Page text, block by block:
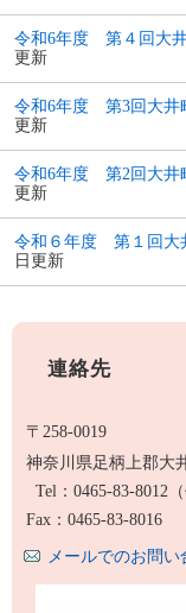
令和6年度 第４回大
更新
令和6年度 第3回大井
更新
令和6年度 第2回大井
更新
令和６年度 第１回大
日更新
連絡先
〒258-0019
神奈川県足柄上郡大
Tel：0465-83-8012
Fax：0465-83-8016
メールでのお問